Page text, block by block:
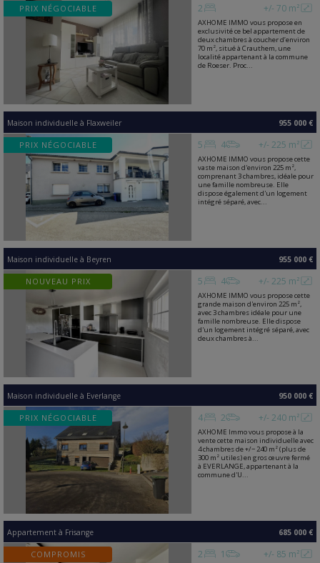
PRIX NÉGOCIABLE +/- 70 m²
2
AXHOME IMMO vous propose en
exclusivité ce bel appartement de
deux chambres à coucher d’environ
70 m², situé à Crauthem, une
localité appartenant à la commune
de Roeser. Proc...
Maison individuelle à Flaxweiler 955 000 €
PRIX NÉGOCIABLE +/- 225 m²
5 4
AXHOME IMMO vous propose cette
vaste maison d'environ 225 m²,
comprenant 3 chambres, idéale pour
une famille nombreuse. Elle
dispose également d'un logement
intégré séparé, avec...
Maison individuelle à Beyren 955 000 €
NOUVEAU PRIX +/- 225 m²
5 4
AXHOME IMMO vous propose cette
grande maison d'environ 225 m²,
avec 3 chambres idéale pour une
famille nombreuse. Elle dispose
d'un logement intégré séparé, avec
deux chambres à...
Maison individuelle à Everlange 950 000 €
PRIX NÉGOCIABLE +/- 240 m²
4 2
AXHOME Immo vous propose à la
vente cette maison individuelle avec
4 chambres de +/− 240 m² (plus de
300 m² utiles) en gros œuvre fermé
à EVERLANGE, appartenant à la
commune d'U...
Appartement à Frisange 685 000 €
COMPROMIS +/- 85 m²
2 1